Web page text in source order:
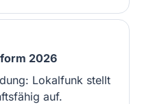
2026
Lokalfunk stellt
auf.